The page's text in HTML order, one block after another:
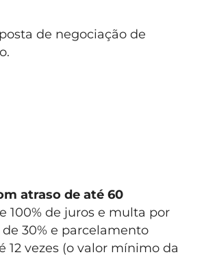
de negociação de
atraso de até 60
100% de juros e multa por
30% e parcelamento
12 vezes (o valor mínimo da